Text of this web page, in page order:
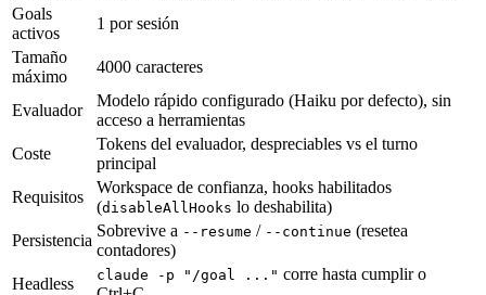
Goals
activos
1 por sesión
Tamaño
máximo
4000 caracteres
Evaluador
Modelo rápido configurado (Haiku por defecto), sin
acceso a herramientas
Coste
Tokens del evaluador, despreciables vs el turno
principal
Requisitos
Workspace de confianza, hooks habilitados
(disableAllHooks lo deshabilita)
Persistencia
Sobrevive a --resume / --continue (resetea
contadores)
Headless
claude -p "/goal ..." corre hasta cumplir o